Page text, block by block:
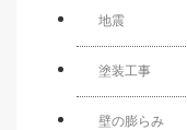
地震
塗装工事
壁の膨らみ